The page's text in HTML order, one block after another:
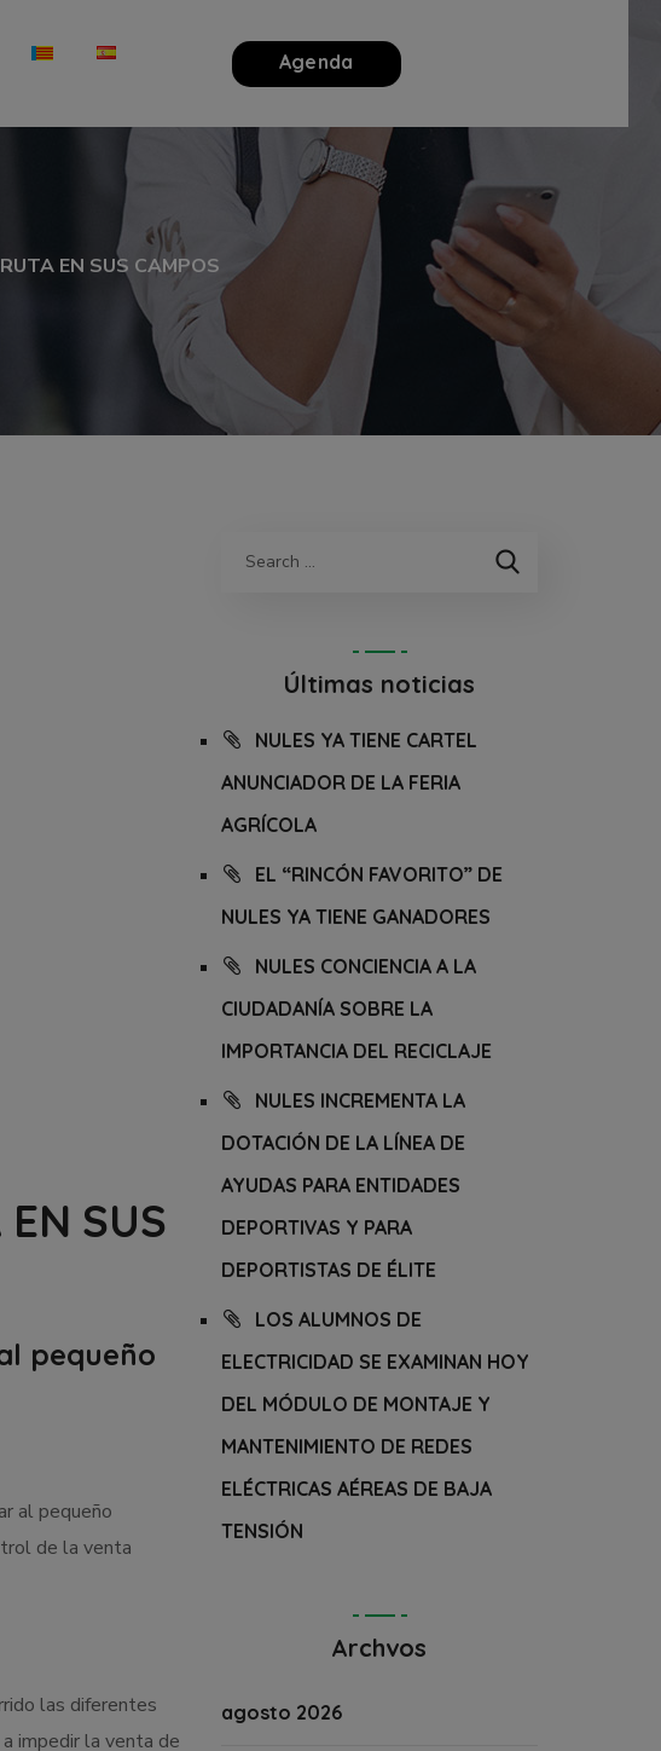
Agenda
EN SUS CAMPOS
SUS
pequeño
al pequeño
de la venta
las diferentes
impedir la venta de
Últimas noticias
NULES YA TIENE CARTEL
ANUNCIADOR DE LA FERIA
AGRÍCOLA
EL “RINCÓN FAVORITO” DE
NULES YA TIENE GANADORES
NULES CONCIENCIA A LA
CIUDADANÍA SOBRE LA
IMPORTANCIA DEL RECICLAJE
NULES INCREMENTA LA
DOTACIÓN DE LA LÍNEA DE
AYUDAS PARA ENTIDADES
DEPORTIVAS Y PARA
DEPORTISTAS DE ÉLITE
LOS ALUMNOS DE
ELECTRICIDAD SE EXAMINAN HOY
DEL MÓDULO DE MONTAJE Y
MANTENIMIENTO DE REDES
ELÉCTRICAS AÉREAS DE BAJA
TENSIÓN
Archvos
agosto 2026